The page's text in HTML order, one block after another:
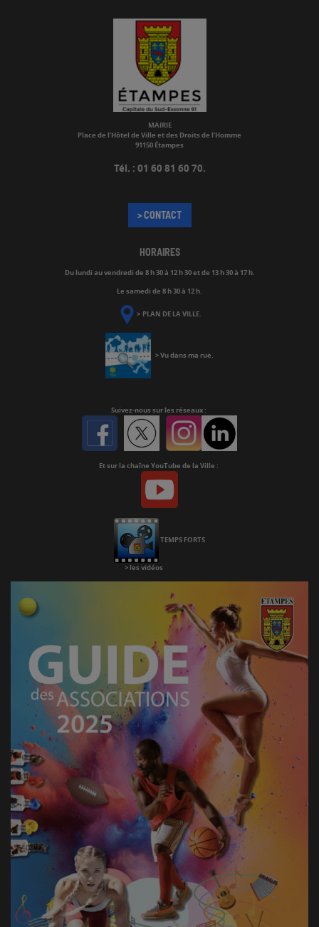
MAIRIE
Place de l’Hôtel de Ville et des Droits de l’Homme
91150 Étampes
Tél. : 01 60 81 60 70.
> CONTACT
HORAIRES
Du lundi au vendredi de 8 h 30 à 12 h 30 et de 13 h 30 à 17 h.
Le samedi de 8 h 30 à 12 h.
> PLAN DE LA VILLE.
>Vu dans ma rue.
Suivez-nous sur les réseaux :
Facebook
Twitter Instagram
Et sur la chaîne YouTube de la Ville :
Youtube
Chaine
TEMPS FORTS
> les vidéos